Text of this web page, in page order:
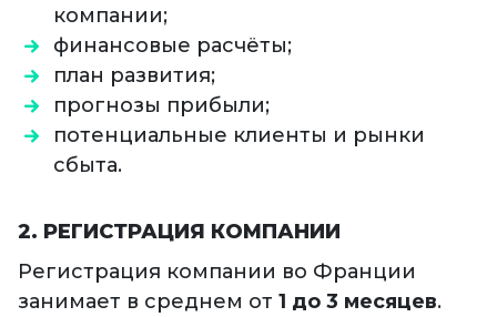
компании;
финансовые расчёты;
план развития;
прогнозы прибыли;
потенциальные клиенты и рынки
сбыта.
2. РЕГИСТРАЦИЯ КОМПАНИИ
Регистрация компании во Франции
занимает в среднем от 1 до 3 месяцев.